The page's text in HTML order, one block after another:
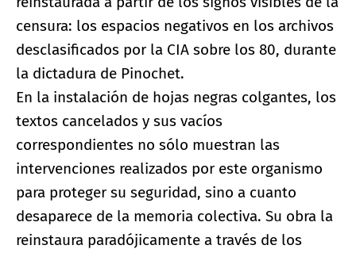
censura: los espacios negativos en los archivos
desclasificados por la CIA sobre los 80, durante
la dictadura de Pinochet.
En la instalación de hojas negras colgantes, los
textos cancelados y sus vacíos
correspondientes no sólo muestran las
intervenciones realizados por este organismo
para proteger su seguridad, sino a cuanto
desaparece de la memoria colectiva. Su obra la
reinstaura paradójicamente a través de los